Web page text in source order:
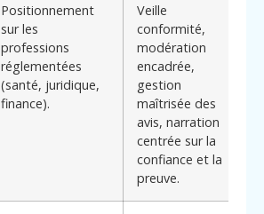
Positionnement
sur les
professions
réglementées
(santé, juridique,
finance).
Veille
conformité,
modération
encadrée,
gestion
maîtrisée des
avis, narration
centrée sur la
confiance et la
preuve.